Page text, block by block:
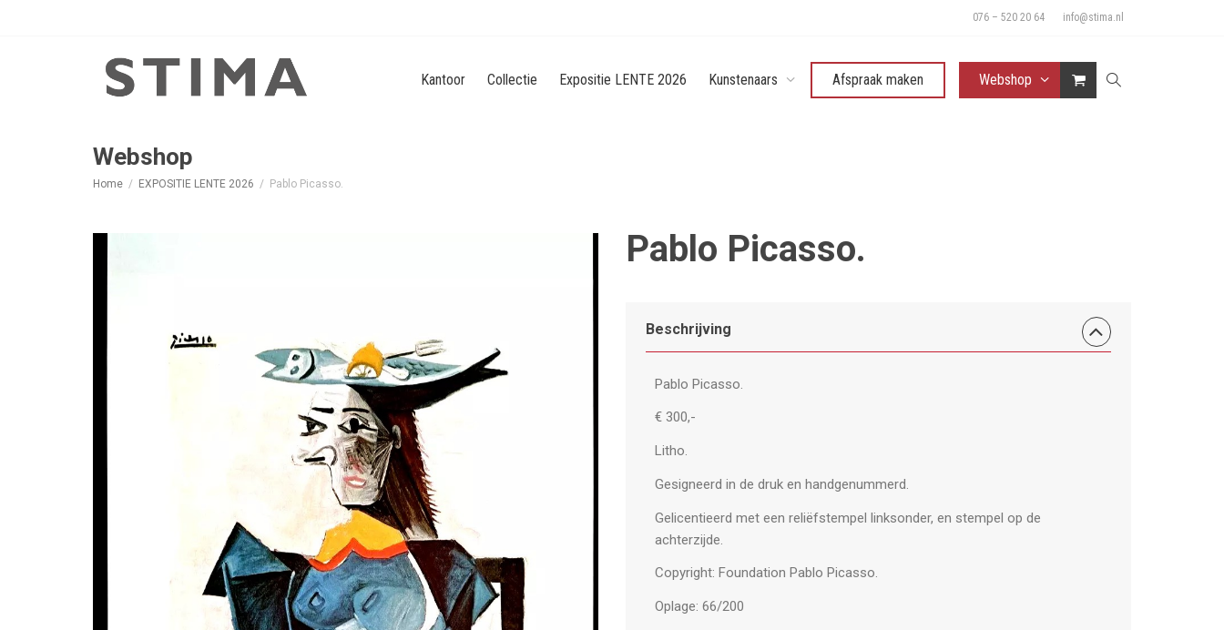
076 – 520 20 64 info@stima.nl
Kantoor Collectie Expositie LENTE 2026 Kunstenaars Afspraak maken Webshop
Webshop
Home EXPOSITIE LENTE 2026 Pablo Picasso.
Pablo Picasso.
Beschrijving
Pablo Picasso.
€ 300,-
Litho.
Gesigneerd in de druk en handgenummerd.
Gelicentieerd met een reliëfstempel linksonder, en stempel op de
achterzijde.
Copyright: Foundation Pablo Picasso.
Oplage: 66/200